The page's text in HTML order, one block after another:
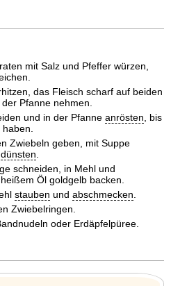
mit Salz und Pfeffer würzen,
das Fleisch scharf auf beiden
Pfanne nehmen.
und in der Pfanne anrösten , bis
Zwiebeln geben, mit Suppe
dünsten
schneiden, in Mehl und
Öl goldgelb backen.
stauben und abschmecken
Zwiebelringen.
oder Erdäpfelpüree.